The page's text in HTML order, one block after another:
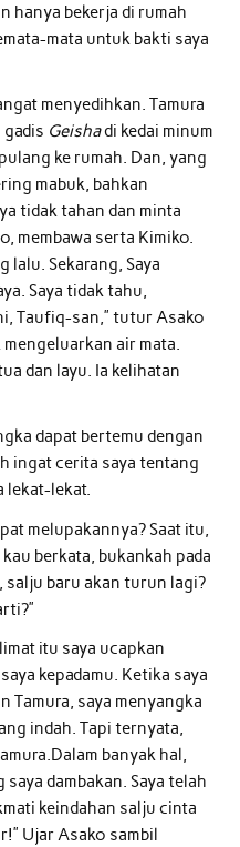
hanya bekerja di rumah
mata untuk bakti saya
menyedihkan. Tamura
Geishadi kedai minum
ke rumah. Dan, yang
mabuk, bahkan
tidak tahan dan minta
membawa serta Kimiko.
lalu. Sekarang, Saya
Saya tidak tahu,
Taufiq-san,” tutur Asako
air mata.
dan layu. Ia kelihatan
dapat bertemu dengan
ingat cerita saya tentang
lekat-lekat.
melupakannya? Saat itu,
berkata, bukankah pada
baru akan turun lagi?
itu saya ucapkan
kepadamu. Ketika saya
Tamura, saya menyangka
indah. Tapi ternyata,
banyak hal,
dambakan. Saya telah
keindahan salju cinta
Ujar Asako sambil